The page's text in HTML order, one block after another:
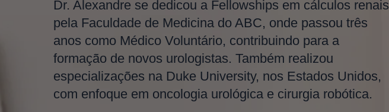
Dr. Alexandre se dedicou a Fellowships em cálculos renais
pela Faculdade de Medicina do ABC, onde passou três
anos como Médico Voluntário, contribuindo para a
formação de novos urologistas. Também realizou
especializações na Duke University, nos Estados Unidos,
com enfoque em oncologia urológica e cirurgia robótica.